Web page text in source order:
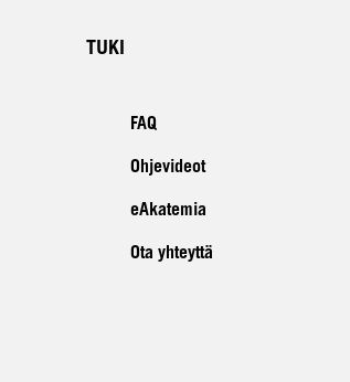
TUKI
FAQ
Ohjevideot
eAkatemia
Ota yhteyttä